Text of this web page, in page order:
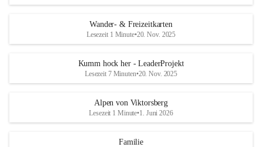
Wander- & Freizeitkarten
Lesezeit 1 Minute•20. Nov. 2025
Kumm hock her - LeaderProjekt
Lesezeit 7 Minuten•20. Nov. 2025
Alpen von Viktorsberg
Lesezeit 1 Minute•1. Juni 2026
Familie